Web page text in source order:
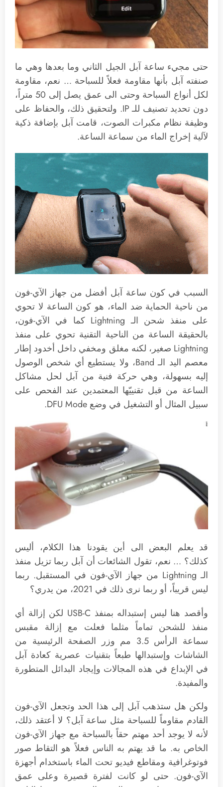
حتى مجيء ساعة آبل الجيل الثاني وما بعدها وهي ما
صنفته آبل بأنها مقاومة فعلاً للسباحة … نعم، مقاومة
لكل أنواع السباحة وحتى الى عمق يصل إلى 50 متراً،
دون تحديد تصنيف للـ IP. ولتحقيق ذلك، والحفاظ على
وظيفة نظام مكبرات الصوت، قامت آبل بإضافة ذكية
لآلية إخراج الماء من سماعة الساعة.
السبب في كون ساعة آبل أفضل من جهاز الآي-فون
من ناحية الحماية ضد الماء، هو كون الساعة لا تحوي
على منفذ شحن الـ Lightning كما في الآي-فون،
بالحقيقة الساعة من الناحية التقنية تحوي على منفذ
Lightning صغير، لكنه مغلق ومخفي داخل أخدود إطار
معصم اليد الـ Band، ولا يستطيع أي شخص الوصول
إليه بسهولة، وهي حركة فنية من آبل لحل مشاكل
الساعة من قبل تقنييّها المعتمدين عند الفحص على
سبيل المثال أو التشغيل في وضع DFU Mode.
قد يعلم البعض الى أين يقودنا هذا الكلام، أليس
كذلك؟ … نعم، تقول الشائعات أن آبل ربما تزيل منفذ
الـ Lightning من جهاز الآي-فون في المستقبل. ربما
ليس قريباً، أو ربما نرى ذلك في 2021، من يدري؟
وأقصد هنا ليس إستبداله بمنفذ USB-C لكن إزالة أي
منفذ للشحن تماماً مثلما فعلت مع إزالة مقبس
سماعة الرأس 3.5 مم وزر الصفحة الرئيسية من
الشاشات وإستبدالها طبعاً بتقنيات عصرية كعادة آبل
في الإبداع في هذه المجالات وإيجاد البدائل المتطورة
والمفيدة.
ولكن هل ستذهب آبل إلى هذا الحد وتجعل الآي-فون
القادم مقاوماً للسباحة مثل ساعة آبل؟ لا أعتقد ذلك،
لأنه لا يوجد أحد مهتم حقاً بالسباحة مع جهاز الآي-فون
الخاص به. ما قد يهتم به الناس فعلاً هو التقاط صور
فوتوغرافية ومقاطع فيديو تحت الماء باستخدام أجهزة
الآي-فون. حتى لو كانت لفترة قصيرة وعلى عمق